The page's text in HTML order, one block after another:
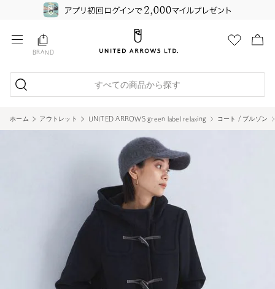
BRAND
すべての商品から探す
ホーム アウトレット UNITED ARROWS green label relaxing コート / ブルゾン